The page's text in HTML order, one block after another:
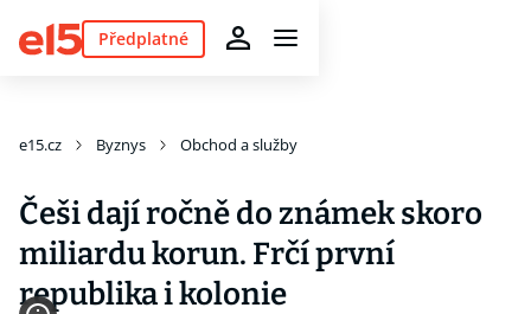
Předplatné
e15.cz Byznys Obchod a služby
Češi dají ročně do známek skoro
miliardu korun. Frčí první
republika i kolonie